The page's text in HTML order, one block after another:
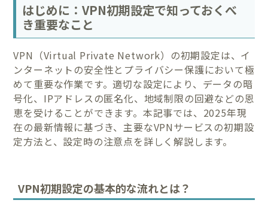
はじめに：VPN初期設定で知っておくべ
き重要なこと
VPN（Virtual Private Network）の初期設定は、イ
ンターネットの安全性とプライバシー保護において極
めて重要な作業です。適切な設定により、データの暗
号化、IPアドレスの匿名化、地域制限の回避などの恩
恵を受けることができます。本記事では、2025年現
在の最新情報に基づき、主要なVPNサービスの初期設
定方法と、設定時の注意点を詳しく解説します。
VPN初期設定の基本的な流れとは？